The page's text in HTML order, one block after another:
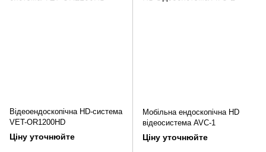
Відеоендоскопічна HD-система
VET-OR1200HD
Ціну уточнюйте
Мобільна ендоскопічна HD
відеосистема AVC-1
Ціну уточнюйте